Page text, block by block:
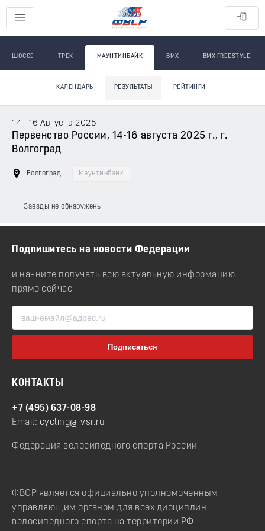
ШОССЕ ТРЕК МАУНТИНБАЙК BMX BMX FREESTYLE
КАЛЕНДАРЬ РЕЗУЛЬТАТЫ РЕЙТИНГИ
14 - 16 Августа 2025
Первенство России, 14-16 августа 2025 г., г.
Волгоград
Волгоград Маунтинбайк
Заезды не обнаружены
Подпишитесь на новости Федерации
и начните получать всю актуальную информацию
прямо сейчас
КОНТАКТЫ
+7 (495) 637-08-98
Email: cycling@fvsr.ru
Федерация велосипедного спорта России
ФВСР является официально уполномоченным
управляющим органом для всех дисциплин
велосипедного спорта на территории РФ